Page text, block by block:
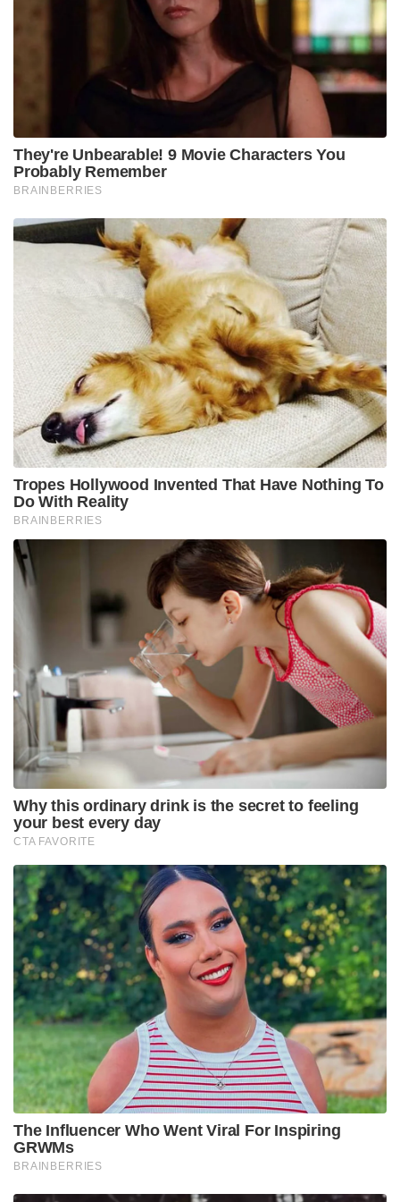
ഡാൾഡ എന്നിവപോലെയുള്ള ട്രാൻസ് കൊഴുപ്പുകൾ,
സോഡിയം കലർന്ന ഭക്ഷണവസ്തുക്കൾ, (ഉപ്പ്,
സോഡാപൊടി) എന്നിവ പ്രായമാകുമ്പോൾ
അസുഖങ്ങൾ ക്ഷണിച്ചുവരുത്തും എന്നും ഗവേഷണം
കാലങ്ങളായി ഗവേഷകർ പറയുന്ന കാര്യങ്ങളാണ്
ഇതെങ്കിലും ഇത്രയും വ്യക്തമായ തെളിവുകൾ
കൂടുതൽ കഴിക്കുകയും മാംസാഹാരം കുറയ്ക്കുകയും
ചെയ്താൽ ആരോഗ്യകരമായി തന്നെ ജീവിക്കാം
എന്നാണ് പഠനം വിരൽചൂണ്ടുന്നത്. പഴങ്ങൾ,
പച്ചക്കറികൾ തുടങ്ങിയവ കൂടുതലായി ഉൾപ്പെടുത്തിയ
ഭക്ഷണങ്ങൾ കഴിക്കുന്നവർക്ക് പ്രായാധിക്യത്തിൻറെ
അസുഖങ്ങൾ ഇല്ലാതിരിക്കാൻ 2.2 ഇരട്ടിയോളം
സാധ്യതയുണ്ടെന്നും പഠനം വ്യക്തമാക്കുന്നു.
Tags:
Healthy aging Plant-based foods
Ultra-processed foods
Harvard T.H. Chan School of Public Health
Alternative Healthy Eating
Index (AHEI) Planetary Health Diet Index (PHDI) Nutrition
Dietary patterns
Healthy eating
Midlife diet